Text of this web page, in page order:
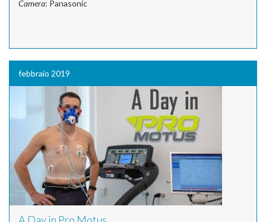
Camera: Panasonic
febbraio 2019